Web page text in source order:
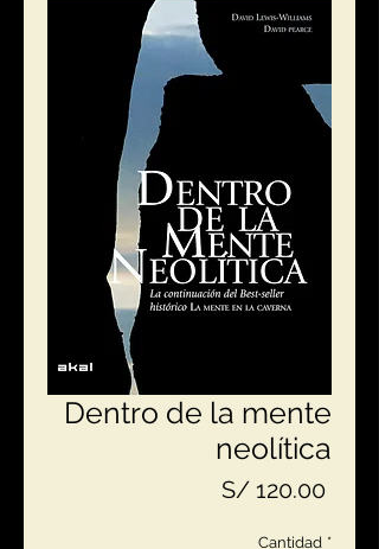
Dentro de la mente
neolítica
S/ 120.00Precio
Cantidad *